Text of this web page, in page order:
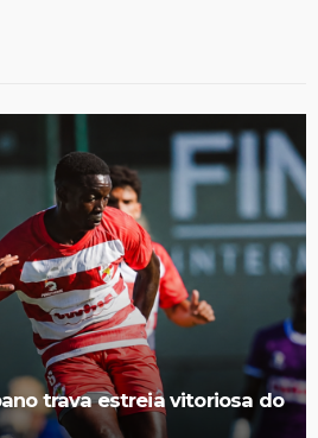
trava estreia vitoriosa do